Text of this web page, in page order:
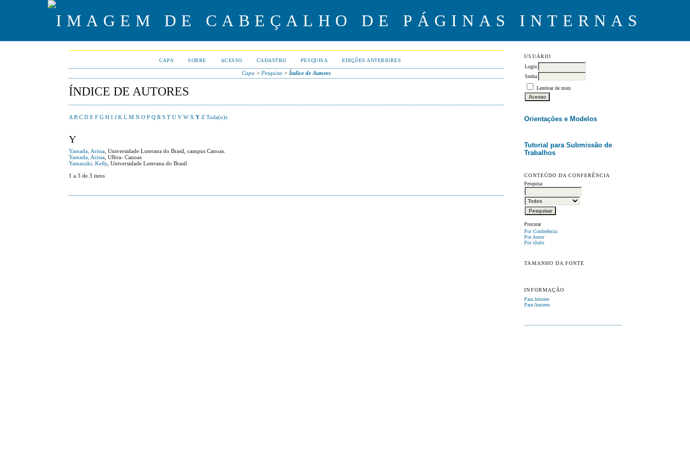
USUÁRIO
Login
Senha
Lembrar de mim
Orientações e Modelos
Tutorial para Submissão de
Trabalhos
CONTEÚDO DA CONFERÊNCIA
Pesquisa
Procurar
Por Conferência
Por Autor
Por título
TAMANHO DA FONTE
INFORMAÇÃO
Para leitores
Para Autores
CAPA SOBRE ACESSO CADASTRO PESQUISA EDIÇÕES ANTERIORES
Capa > Pesquisa > Índice de Autores
ÍNDICE DE AUTORES
A B C D E F G H I J K L M N O P Q R S T U V W X Y Z Toda(o)s
Y
Yamada, Arissa , Universidade Luterana do Brasil, campus Canoas.
Yamada, Arissa , Ulbra- Canoas
Yamazaki, Kelly, Universidade Luterana do Brasil
1 a 3 de 3 itens